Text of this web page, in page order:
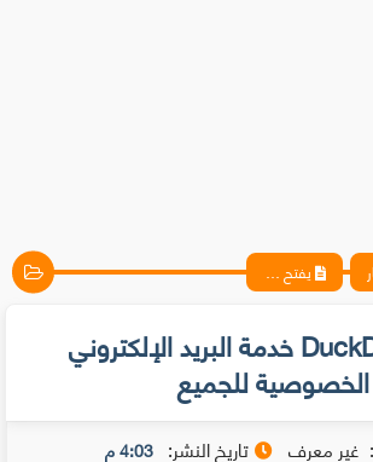
يفتح DuckDuckGo خدمة البريد الإلكتروني التي تركز على الخصوصية للجميع
يفتح DuckDuckGo خدمة البريد الإلكتروني
الخصوصية للجميع
غير معرف تاريخ النشر: 4:03 م